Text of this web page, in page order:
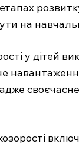
на
у дітей
адже